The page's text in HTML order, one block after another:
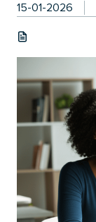
15-01-2026